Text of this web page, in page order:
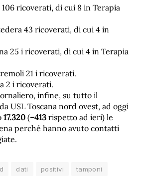
106 ricoverati, di cui 8 in Terapia
43 ricoverati, di cui 4 in
25 i ricoverati, di cui 4 in Terapia
21 i ricoverati.
2 i ricoverati.
infine, su tutto il
USL Toscana nord ovest, ad oggi
17.320 (–413 rispetto ad ieri) le
perché hanno avuto contatti
dati positivi tamponi